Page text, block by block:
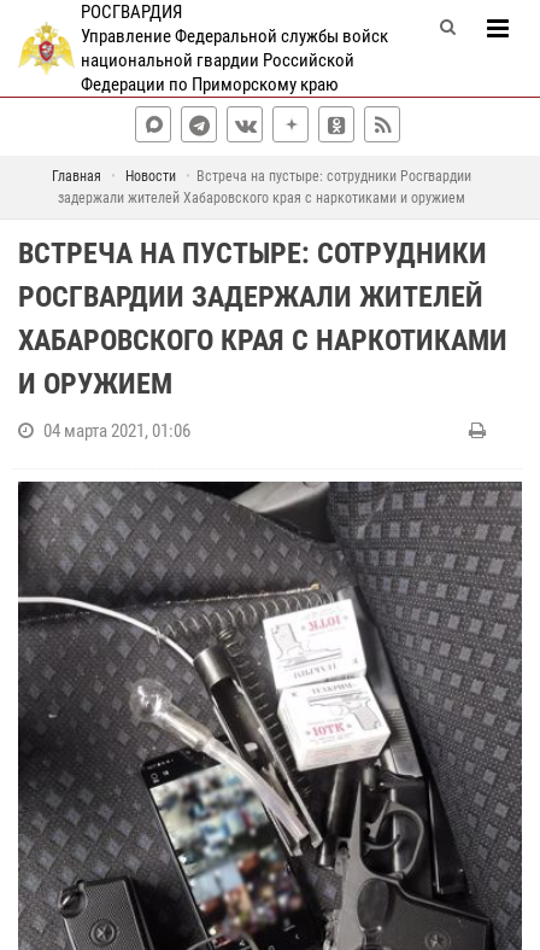
РОСГВАРДИЯ
Управление Федеральной службы войск
национальной гвардии Российской
Федерации по Приморскому краю
Главная Новости
Встреча на пустыре: сотрудники Росгвардии
задержали жителей Хабаровского края с наркотиками и оружием
ВСТРЕЧА НА ПУСТЫРЕ: СОТРУДНИКИ
РОСГВАРДИИ ЗАДЕРЖАЛИ ЖИТЕЛЕЙ
ХАБАРОВСКОГО КРАЯ С НАРКОТИКАМИ
И ОРУЖИЕМ
04 марта 2021, 01:06